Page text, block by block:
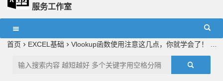
服务工作室
首页
EXCEL基础 Vlookup函数使用注意这几点，你就学会了！ 图文